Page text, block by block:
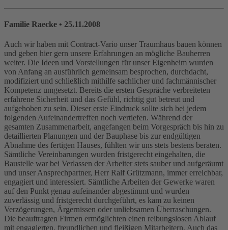
Familie Raecke • 25.11.2008
Auch wir haben mit Contract-Vario unser Traumhaus bauen können
und geben hier gern unsere Erfahrungen an mögliche Bauherren
weiter. Die Ideen und Vorstellungen für unser Eigenheim wurden
von Anfang an ausführlich gemeinsam besprochen, durchdacht,
modifiziert und schließlich mithilfe sachlicher und fachmännischer
Kompetenz umgesetzt. Bereits die ersten Gespräche verbreiteten
erfahrene Sicherheit und das Gefühl, richtig gut betreut und
aufgehoben zu sein. Dieser erste Eindruck sollte sich bei jedem
folgenden Aufeinandertreffen noch vertiefen. Während der
gesamten Zusammenarbeit, angefangen beim Vorgespräch bis hin zu
detaillierten Planungen und der Bauphase bis zur endgültigen
Abnahme des fertigen Hauses, fühlten wir uns stets bestens beraten.
Sämtliche Vereinbarungen wurden fristgerecht eingehalten, die
Baustelle war bei Verlassen der Arbeiter stets sauber und aufgeräumt
und unser Ansprechpartner, Herr Ralf Grützmann, immer erreichbar,
engagiert und interessiert. Sämtliche Arbeiten der Gewerke waren
auf den Punkt genau aufeinander abgestimmt und wurden
zuverlässig und fristgerecht durchgeführt, es kam zu keinen
Verzögerungen, Ärgernissen oder unliebsamen Überraschungen.
Die beauftragten Firmen ermöglichten einen reibungslosen Ablauf
mit engagierten, freundlichen und fleißigen Mitarbeitern. Auch das